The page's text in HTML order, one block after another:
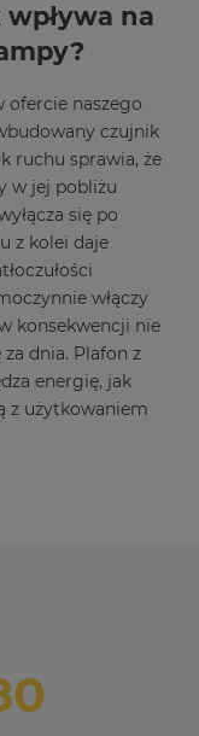
na
naszego
czujnik
ruchu sprawia, że
w jej pobliżu
się po
z kolei daje
włączy
konsekwencji nie
dnia. Plafon z
energię, jak
z użytkowaniem